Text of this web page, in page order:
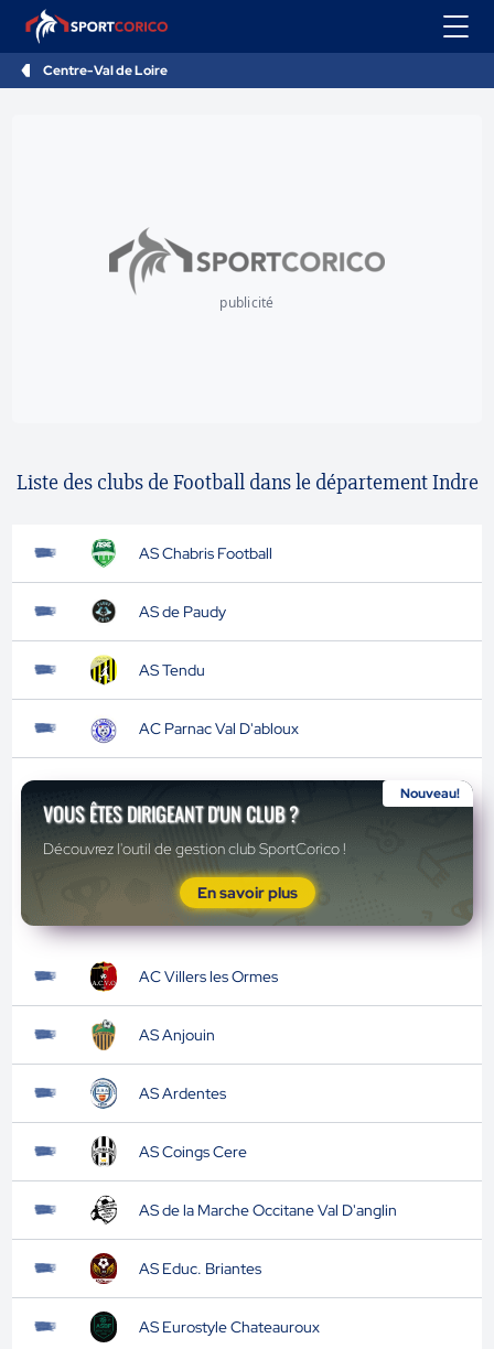
Centre-Val de Loire
publicité
Liste des clubs de Football dans le département Indre
AS Chabris Football
AS de Paudy
AS Tendu
AC Parnac Val D'abloux
Nouveau!
VOUS ÊTES DIRIGEANT D'UN CLUB ?
Découvrez l'outil de gestion club SportCorico !
En savoir plus
AC Villers les Ormes
AS Anjouin
AS Ardentes
AS Coings Cere
AS de la Marche Occitane Val D'anglin
AS Educ. Briantes
AS Eurostyle Chateauroux